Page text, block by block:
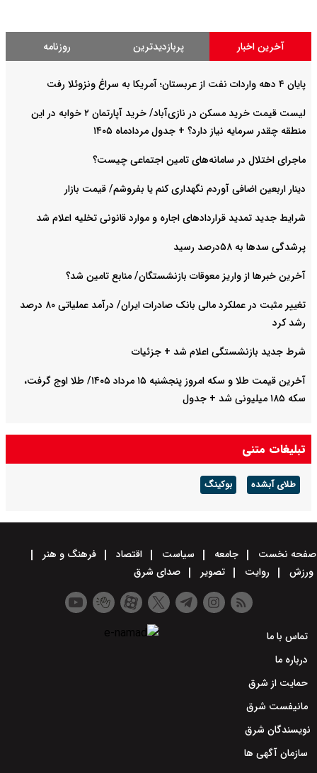
آخرین اخبار پربازدیدترین روزنامه
پایان ۴ دهه واردات نفت از عربستان؛ آمریکا به سراغ ونزوئلا رفت
لیست قیمت خرید مسکن در نازی‌آباد/ خرید آپارتمان ۲ خوابه در این
منطقه چقدر سرمایه نیاز دارد؟ + جدول مردادماه ۱۴۰۵
ماجرای اختلال در سامانه‌های تامین اجتماعی چیست؟
دینار اربعین اضافی آوردم نگهداری کنم یا بفروشم/ قیمت بازار
شرایط جدید تمدید قراردادهای اجاره و موارد قانونی تخلیه اعلام شد
پرشدگی سدها به ۵۸درصد رسید
آخرین خبرها از واریز معوقات بازنشستگان/ منابع تامین شد؟
تغییر مثبت در عملکرد مالی بانک صادرات ایران/ درآمد عملیاتی ۸۰ درصد
رشد کرد
شرط جدید بازنشستگی اعلام شد + جزئیات
آخرین قیمت طلا و سکه امروز پنجشنبه ۱۵ مرداد ۱۴۰۵/ طلا اوج گرفت،
سکه ۱۸۵ میلیونی شد + جدول
تبلیغات متنی
طلای آبشده بوکینگ
صفحه نخست جامعه سیاست اقتصاد
فرهنگ و هنر
ورزش
روایت تصویر صدای شرق
تماس با ما
درباره ما
حمایت از شرق
مانیفست شرق
نویسندگان شرق
سازمان آگهی ها